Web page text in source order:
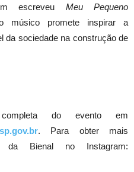
escreveu Meu Pequeno
músico promete inspirar a
da sociedade na construção de
do evento em
. Para obter mais
Bienal no Instagram: